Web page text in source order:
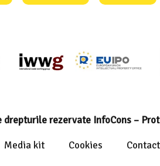
drepturile rezervate InfoCons –
Media kit Cookies Contact